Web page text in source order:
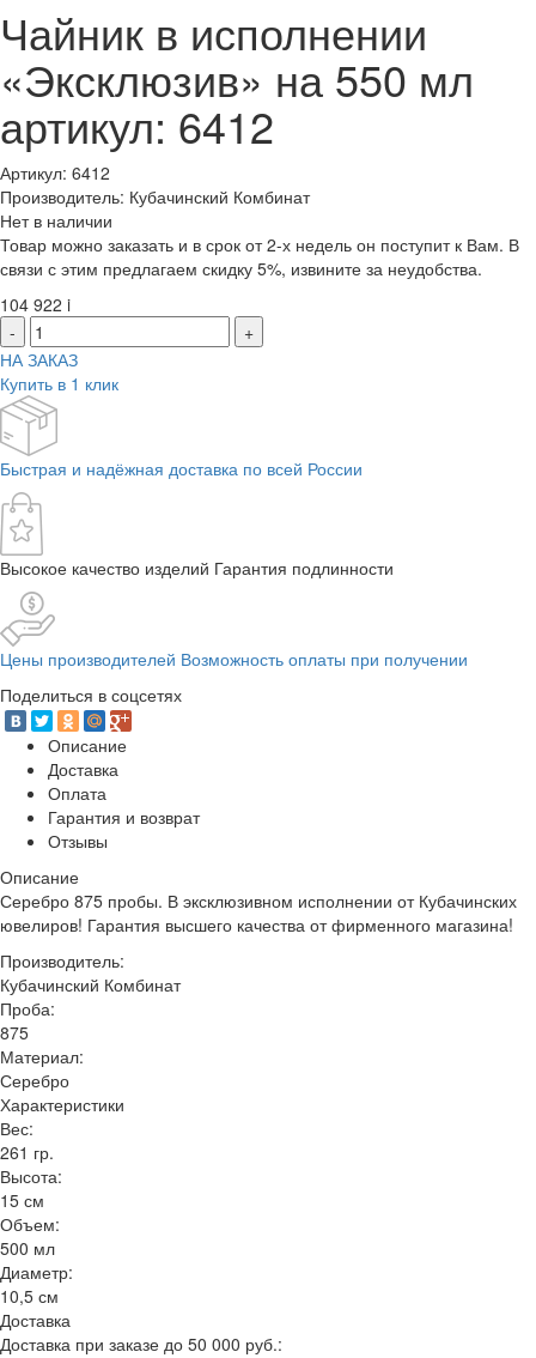
Чайник в исполнении
«Эксклюзив» на 550 мл
артикул: 6412
Артикул: 6412
Производитель: Кубачинский Комбинат
Нет в наличии
Товар можно заказать и в срок от 2-х недель он поступит к Вам. В
связи с этим предлагаем скидку 5%, извините за неудобства.
104 922 i
-
+
НА ЗАКАЗ
Купить в 1 клик
Быстрая и надёжная доставка по всей России
Высокое качество изделий Гарантия подлинности
Цены производителей Возможность оплаты при получении
Поделиться в соцсетях
Описание
Доставка
Оплата
Гарантия и возврат
Отзывы
Описание
Серебро 875 пробы. В эксклюзивном исполнении от Кубачинских
ювелиров! Гарантия высшего качества от фирменного магазина!
Производитель:
Кубачинский Комбинат
Проба:
875
Материал:
Серебро
Характеристики
Вес:
261 гр.
Высота:
15 см
Объем:
500 мл
Диаметр:
10,5 см
Доставка
Доставка при заказе до 50 000 руб.: